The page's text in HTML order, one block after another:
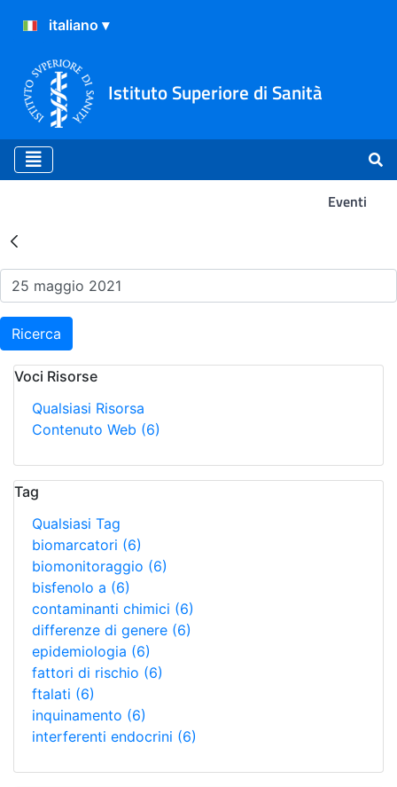
Istituto Superiore di Sanità
Eventi
Risultati della Ricerca -
Ricerca
Voci Risorse
Qualsiasi Risorsa
Contenuto Web (6)
Tag
Qualsiasi Tag
biomarcatori (6)
biomonitoraggio (6)
bisfenolo a (6)
contaminanti chimici (6)
differenze di genere (6)
epidemiologia (6)
fattori di rischio (6)
ftalati (6)
inquinamento (6)
interferenti endocrini (6)